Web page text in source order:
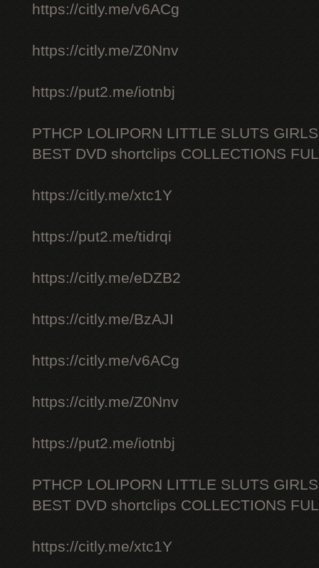
https://citly.me/v6ACg
https://citly.me/Z0Nnv
https://put2.me/iotnbj
PTHCP LOLIPORN LITTLE SLUTS
BEST DVD shortclips COLLECTIONS
https://citly.me/xtc1Y
https://put2.me/tidrqi
https://citly.me/eDZB2
https://citly.me/BzAJI
https://citly.me/v6ACg
https://citly.me/Z0Nnv
https://put2.me/iotnbj
PTHCP LOLIPORN LITTLE SLUTS
BEST DVD shortclips COLLECTIONS
https://citly.me/xtc1Y